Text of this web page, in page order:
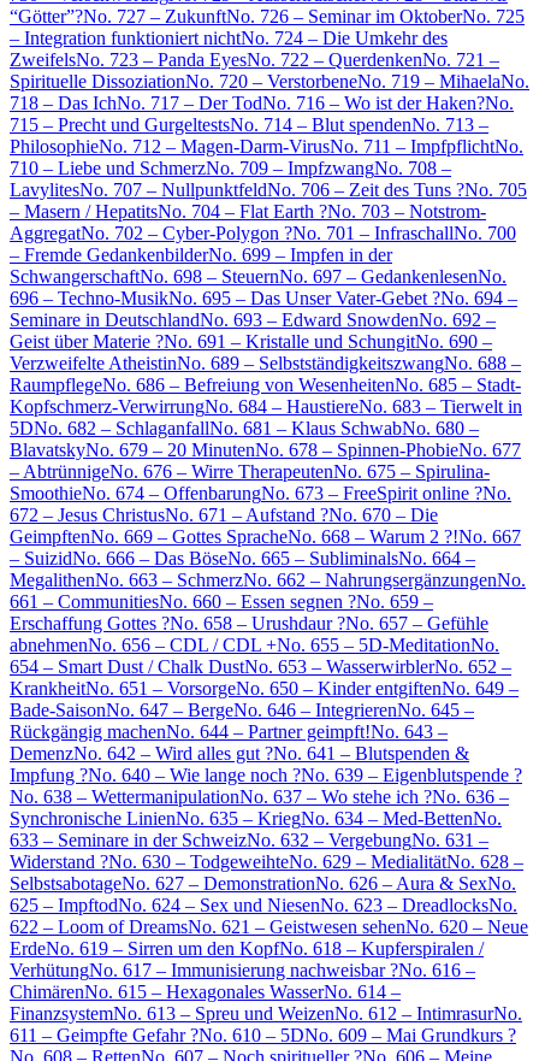
“Götter”?No. 727 – ZukunftNo. 726 – Seminar im OktoberNo. 725
– Integration funktioniert nichtNo. 724 – Die Umkehr des
ZweifelsNo. 723 – Panda EyesNo. 722 – QuerdenkenNo. 721 –
Spirituelle DissoziationNo. 720 – VerstorbeneNo. 719 – MihaelaNo.
718 – Das IchNo. 717 – Der TodNo. 716 – Wo ist der Haken?No.
715 – Precht und GurgeltestsNo. 714 – Blut spendenNo. 713 –
PhilosophieNo. 712 – Magen-Darm-VirusNo. 711 – ImpfpflichtNo.
710 – Liebe und SchmerzNo. 709 – ImpfzwangNo. 708 –
LavylitesNo. 707 – NullpunktfeldNo. 706 – Zeit des Tuns ?No. 705
– Masern / HepatitsNo. 704 – Flat Earth ?No. 703 – Notstrom-
AggregatNo. 702 – Cyber-Polygon ?No. 701 – InfraschallNo. 700
– Fremde GedankenbilderNo. 699 – Impfen in der
SchwangerschaftNo. 698 – SteuernNo. 697 – GedankenlesenNo.
696 – Techno-MusikNo. 695 – Das Unser Vater-Gebet ?No. 694 –
Seminare in DeutschlandNo. 693 – Edward SnowdenNo. 692 –
Geist über Materie ?No. 691 – Kristalle und SchungitNo. 690 –
Verzweifelte AtheistinNo. 689 – SelbstständigkeitszwangNo. 688 –
RaumpflegeNo. 686 – Befreiung von WesenheitenNo. 685 – Stadt-
Kopfschmerz-VerwirrungNo. 684 – HaustiereNo. 683 – Tierwelt in
5DNo. 682 – SchlaganfallNo. 681 – Klaus SchwabNo. 680 –
BlavatskyNo. 679 – 20 MinutenNo. 678 – Spinnen-PhobieNo. 677
– AbtrünnigeNo. 676 – Wirre TherapeutenNo. 675 – Spirulina-
SmoothieNo. 674 – OffenbarungNo. 673 – FreeSpirit online ?No.
672 – Jesus ChristusNo. 671 – Aufstand ?No. 670 – Die
GeimpftenNo. 669 – Gottes SpracheNo. 668 – Warum 2 ?!No. 667
– SuizidNo. 666 – Das BöseNo. 665 – SubliminalsNo. 664 –
MegalithenNo. 663 – SchmerzNo. 662 – NahrungsergänzungenNo.
661 – CommunitiesNo. 660 – Essen segnen ?No. 659 –
Erschaffung Gottes ?No. 658 – Urushdaur ?No. 657 – Gefühle
abnehmenNo. 656 – CDL / CDL +No. 655 – 5D-MeditationNo.
654 – Smart Dust / Chalk DustNo. 653 – WasserwirblerNo. 652 –
KrankheitNo. 651 – VorsorgeNo. 650 – Kinder entgiftenNo. 649 –
Bade-SaisonNo. 647 – BergeNo. 646 – IntegrierenNo. 645 –
Rückgängig machenNo. 644 – Partner geimpft!No. 643 –
DemenzNo. 642 – Wird alles gut ?No. 641 – Blutspenden &
Impfung ?No. 640 – Wie lange noch ?No. 639 – Eigenblutspende ?
No. 638 – WettermanipulationNo. 637 – Wo stehe ich ?No. 636 –
Synchronische LinienNo. 635 – KriegNo. 634 – Med-BettenNo.
633 – Seminare in der SchweizNo. 632 – VergebungNo. 631 –
Widerstand ?No. 630 – TodgeweihteNo. 629 – MedialitätNo. 628 –
SelbstsabotageNo. 627 – DemonstrationNo. 626 – Aura & SexNo.
625 – ImpftodNo. 624 – Sex und NiesenNo. 623 – DreadlocksNo.
622 – Loom of DreamsNo. 621 – Geistwesen sehenNo. 620 – Neue
ErdeNo. 619 – Sirren um den KopfNo. 618 – Kupferspiralen /
VerhütungNo. 617 – Immunisierung nachweisbar ?No. 616 –
ChimärenNo. 615 – Hexagonales WasserNo. 614 –
FinanzsystemNo. 613 – Spreu und WeizenNo. 612 – IntimrasurNo.
611 – Geimpfte Gefahr ?No. 610 – 5DNo. 609 – Mai Grundkurs ?
No. 608 – RettenNo. 607 – Noch spiritueller ?No. 606 – Meine